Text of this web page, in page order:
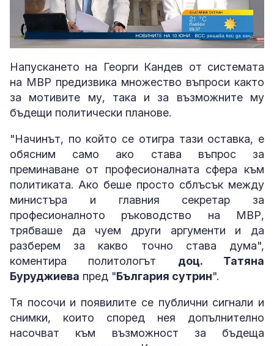
Unmute Loaded:
3.74%
Напускането на Георги Кандев от системата
на МВР предизвика множество въпроси както
за мотивите му, така и за възможните му
бъдещи политически планове.
"Начинът, по който се отигра тази оставка, е
обясним само ако става въпрос за
преминаване от професионалната сфера към
политиката. Ако беше просто сблъсък между
министъра и главния секретар за
професионалното ръководство на МВР,
трябваше да чуем други аргументи и да
разберем за какво точно става дума",
коментира политологът доц. Татяна
Буруджиева пред "България сутрин".
Тя посочи и появилите се публични сигнали и
снимки, които според нея допълнително
насочват към възможност за бъдеща